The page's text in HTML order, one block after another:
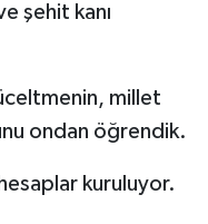
şehit kanı
millet
ondan öğrendik.
kuruluyor.